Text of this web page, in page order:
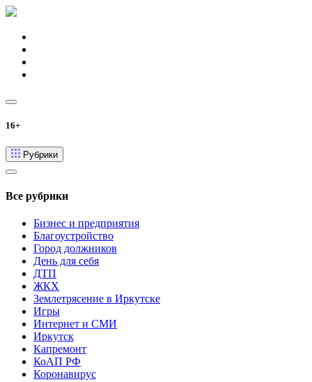
16+
Рубрики
Все рубрики
Бизнес и предприятия
Благоустройство
Город должников
День для себя
ДТП
ЖКХ
Землетрясение в Иркутске
Игры
Интернет и СМИ
Иркутск
Капремонт
КоАП РФ
Коронавирус